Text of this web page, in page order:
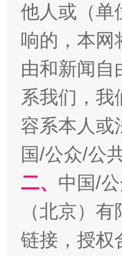
解纷+调解+退
他人或（单
响的，本网
由和新闻自
系我们，我
容系本人或
国/公众/公
二、 中国/
（北京）
链接，授权